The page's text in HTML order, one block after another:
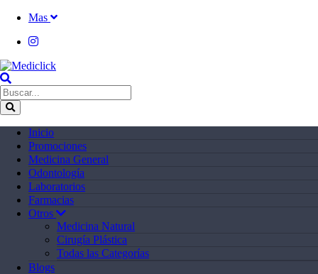
Mas
Inicio
Promociones
Medicina General
Odontología
Laboratorios
Farmacias
Otros
Medicina Natural
Cirugía Plástica
Todas las Categorías
Blogs